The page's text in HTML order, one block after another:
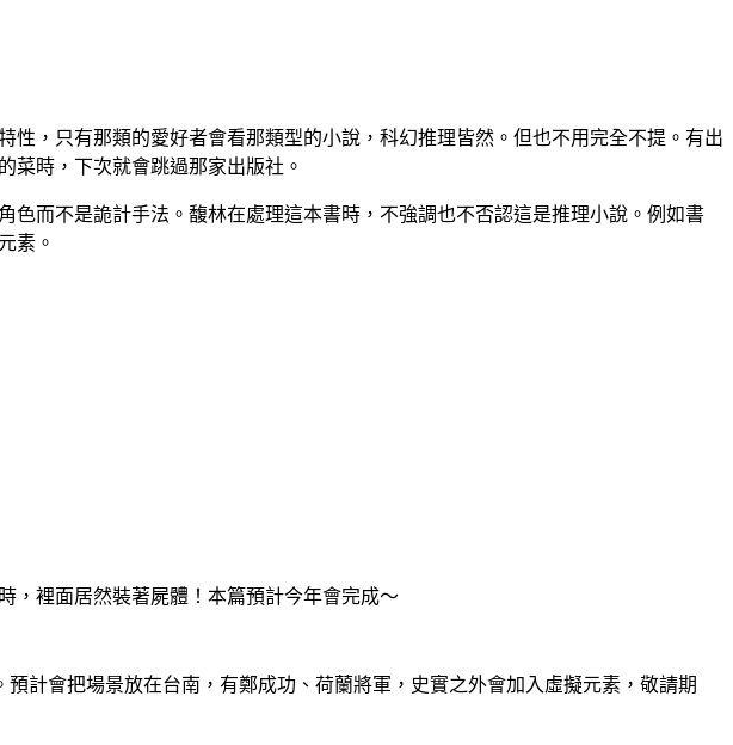
，只有那類的愛好者會看那類型的小說，科幻推理皆然。但也不用完全不提。有出
菜時，下次就會跳過那家出版社。
而不是詭計手法。馥林在處理這本書時，不強調也不否認這是推理小說。例如書
素。
，裡面居然裝著屍體！本篇預計今年會完成～
預計會把場景放在台南，有鄭成功、荷蘭將軍，史實之外會加入虛擬元素，敬請期